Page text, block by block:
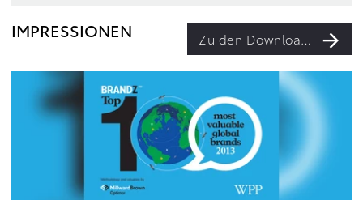
IMPRESSIONEN Zu den Downloads